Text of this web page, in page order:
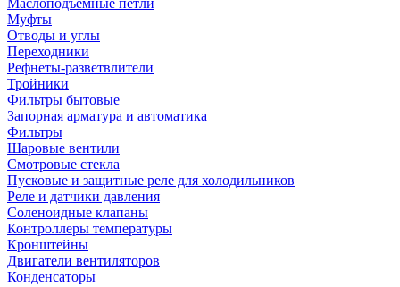
Маслоподъемные петли
Муфты
Отводы и углы
Переходники
Рефнеты-разветвлители
Тройники
Фильтры бытовые
Запорная арматура и автоматика
Фильтры
Шаровые вентили
Смотровые стекла
Пусковые и защитные реле для холодильников
Реле и датчики давления
Соленоидные клапаны
Контроллеры температуры
Кронштейны
Двигатели вентиляторов
Конденсаторы